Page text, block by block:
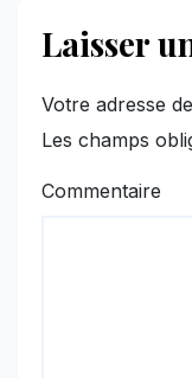
Laisser
Votre adresse
Les champs
Commentaire